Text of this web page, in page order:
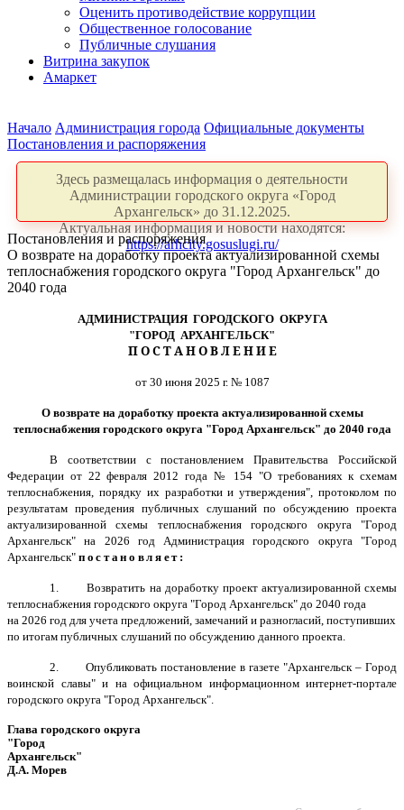
Оценить противодействие коррупции
Общественное голосование
Публичные слушания
Витрина закупок
Амаркет
Начало Администрация города Официальные документы
Постановления и распоряжения
Здесь размещалась информация о деятельности
Администрации городского округа «Город
Архангельск» до 31.12.2025.
Актуальная информация и новости находятся:
https://arhcity.gosuslugi.ru/
Постановления и распоряжения
О возврате на доработку проекта актуализированной схемы
теплоснабжения городского округа "Город Архангельск" до
2040 года
АДМИНИСТРАЦИЯ ГОРОДСКОГО ОКРУГА
"ГОРОД АРХАНГЕЛЬСК"
П О С Т А Н О В Л Е Н И Е
от 30 июня 2025 г. № 1087
О возврате на доработку проекта актуализированной схемы
теплоснабжения городского округа "Город Архангельск" до 2040 года
В соответствии с постановлением Правительства Российской
Федерации от 22 февраля 2012 года № 154 "О требованиях к схемам
теплоснабжения, порядку их разработки и утверждения", протоколом по
результатам проведения публичных слушаний по обсуждению проекта
актуализированной схемы теплоснабжения городского округа "Город
Архангельск" на 2026 год Администрация городского округа "Город
Архангельск" постановляет:
1.
Возвратить на доработку проект актуализированной схемы
теплоснабжения городского округа "Город Архангельск" до 2040 года
на 2026 год для учета предложений, замечаний и разногласий, поступивших
по итогам публичных слушаний по обсуждению данного проекта.
2.
Опубликовать постановление в газете "Архангельск – Город
воинской славы" и на официальном информационном интернет-портале
городского округа "Город Архангельск".
Глава городского округа
"Город
Архангельск"
Д.А. Морев